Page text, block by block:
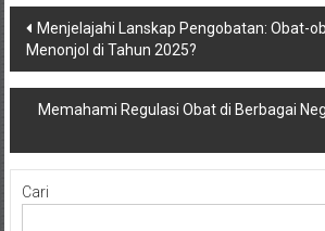
Navigasi
pos
Menjelajahi Lanskap Pengobatan: Obat-
Menonjol di Tahun 2025?
Memahami Regulasi Obat di Berbagai
Cari